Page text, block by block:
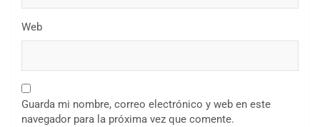
Web
Guarda mi nombre, correo electrónico y web en este
navegador para la próxima vez que comente.